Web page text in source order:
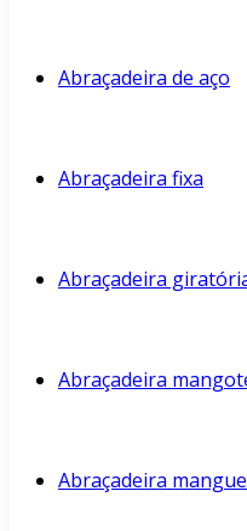
Abraçadeira de aço
Abraçadeira fixa
Abraçadeira
Abraçadeira
Abraçadeira